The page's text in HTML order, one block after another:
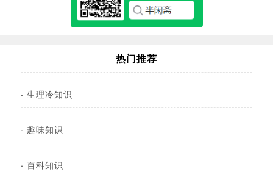
热门推荐
· 生理冷知识
· 趣味知识
· 百科知识